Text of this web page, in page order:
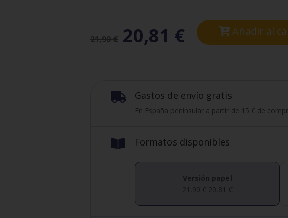
21,90€ 20,81 € Añadir al
 Gastos de envío gratis
En España peninsular a partir de 15 € de
Formatos disponibles
Versión papel
21,90€ 20,81 €